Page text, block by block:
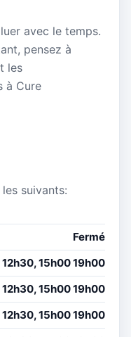
avec le temps.
pensez à
les
à Cure
suivants:
Fermé
15h00 19h00
15h00 19h00
15h00 19h00